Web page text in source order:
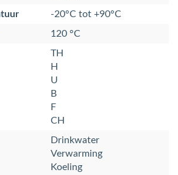
-20°C tot +90°C
120 °C
TH
H
U
B
F
CH
Drinkwater
Verwarming
Koeling